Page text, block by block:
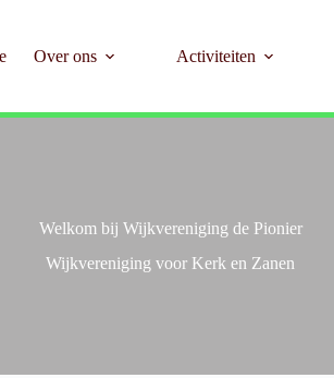
Over ons Activiteiten
Welkom bij Wijkvereniging de Pionier
Wijkvereniging voor Kerk en Zanen